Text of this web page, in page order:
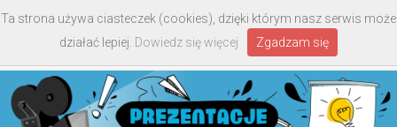
Ta strona używa ciasteczek (cookies), dzięki którym nasz serwis może
działać lepiej. Dowiedz się więcej Zgadzam się